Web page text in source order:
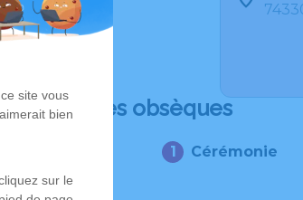
Déroulé des obsèques
Cérémonie